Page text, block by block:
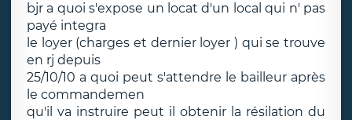
bjr a quoi s'expose un locat d'un local qui n' pas
payé integra
le loyer (charges et dernier loyer ) qui se trouve
en rj depuis
25/10/10 a quoi peut s'attendre le bailleur après
le commandemen
qu'il va instruire peut il obtenir la résilation du